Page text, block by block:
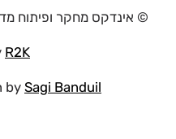
© אינדקס מחקר ופיתוח
R2K
by Sagi Banduil